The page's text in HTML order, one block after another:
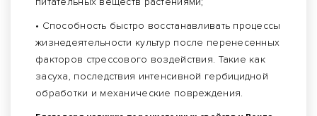
• Способность быстро восстанавливать процессы
жизнедеятельности культур после перенесенных
факторов стрессового воздействия. Такие как
засуха, последствия интенсивной гербицидной
обработки и механические повреждения.